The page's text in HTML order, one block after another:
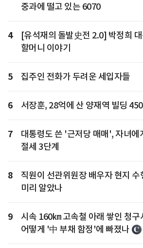
중과에 떨고 있는 6070
4
[유석재의 돌발史전 2.0] 박정희
할머니 이야기
5 집주인 전화가 두려운 세입자들
6 서장훈, 28억에 산 양재역 빌딩
7
대통령도 쓴 '근저당 매매', 자녀에
절세 3단계
8
직원이 선관위원장 배우자 현지
미리 알았나
9
시속 160㎞ 고속철 아래 쌓인 청
어떻게 '中 부채 함정'에 빠졌나